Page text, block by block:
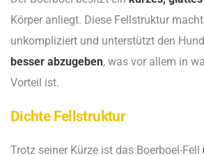
Körper anliegt. Diese Fellstruktur
unkompliziert und unterstützt den
besser abzugeben, was vor allem in
Vorteil ist.
Dichte Fellstruktur
Trotz seiner Kürze ist das Boerboel-Fell